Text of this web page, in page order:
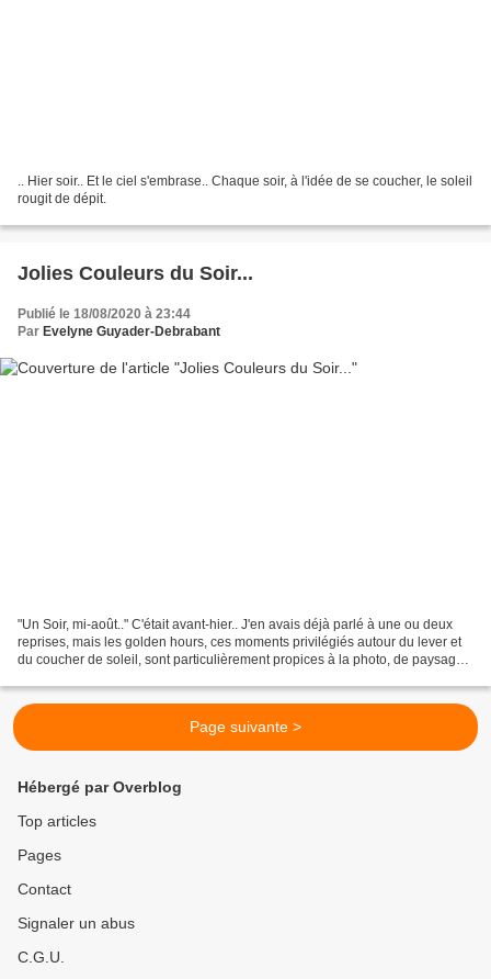
.. Hier soir.. Et le ciel s'embrase.. Chaque soir, à l'idée de se coucher, le soleil
rougit de dépit.
Jolies Couleurs du Soir...
Publié le 18/08/2020 à 23:44
Par Evelyne Guyader-Debrabant
"Un Soir, mi-août.." C'était avant-hier.. J'en avais déjà parlé à une ou deux
reprises, mais les golden hours, ces moments privilégiés autour du lever et
du coucher de soleil, sont particulièrement propices à la photo, de paysage
Page suivante >
Hébergé par Overblog
Top articles
Pages
Contact
Signaler un abus
C.G.U.